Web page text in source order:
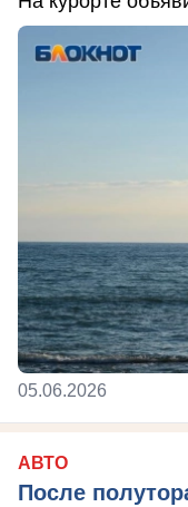
05.06.2026
АВТО
После